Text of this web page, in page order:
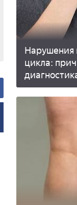
Нарушения
цикла: